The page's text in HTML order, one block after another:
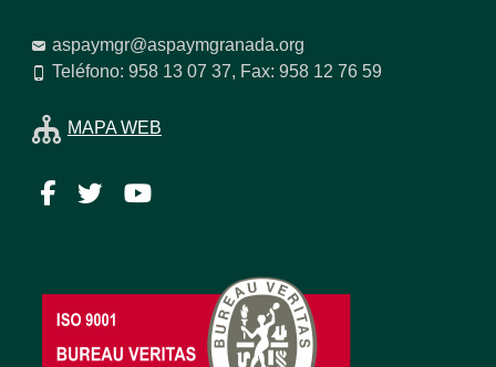
aspaymgr@aspaymgranada.org
Teléfono: 958 13 07 37, Fax: 958 12 76 59
MAPA WEB
Facebook
TwitterYouTube